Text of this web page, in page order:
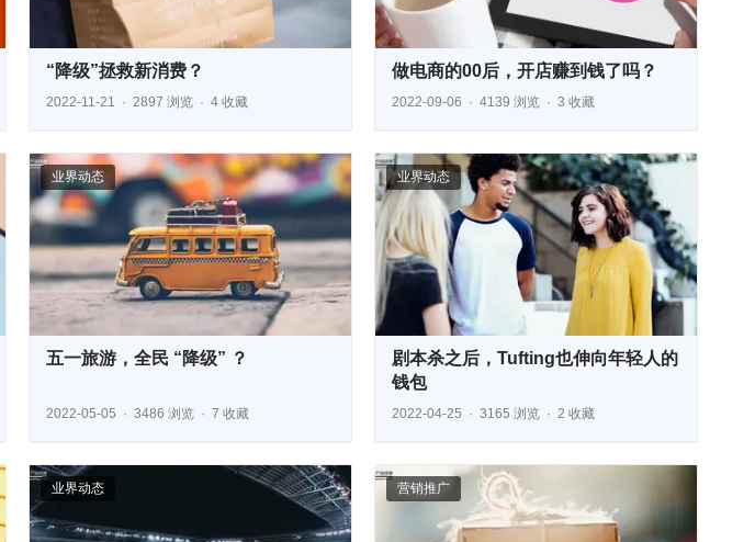
“降级”拯救新消费？
2022-11-21 2897 浏览 4 收藏
做电商的00后，开店赚到钱了吗？
2022-09-06 4139 浏览 3 收藏
业界动态
五一旅游，全民 “降级” ？
2022-05-05 3486 浏览 7 收藏
业界动态
剧本杀之后，Tufting也伸向年轻人的
钱包
2022-04-25 3165 浏览 2 收藏
业界动态 营销推广